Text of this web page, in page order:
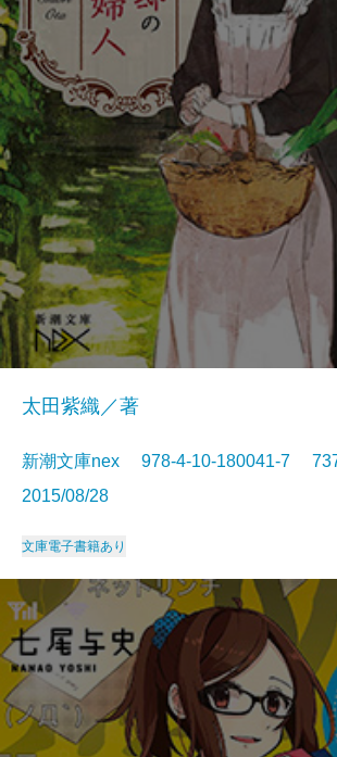
太田紫織／著
新潮文庫nex 978-4-10-180041-7
2015/08/28
文庫電子書籍あり